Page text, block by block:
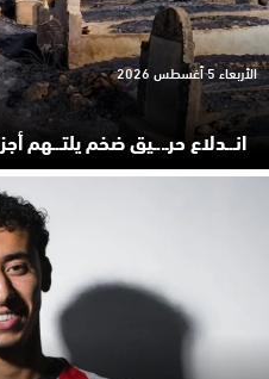
انـ.ـدلاع حرـ..ـيق ضخم
الأربعاء 5 أغسطس 2026